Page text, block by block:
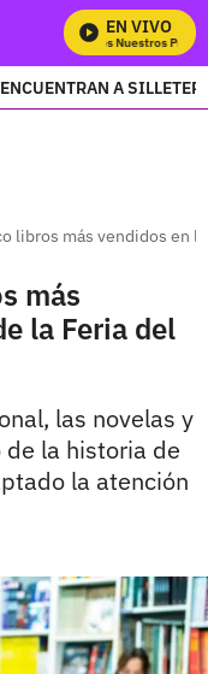
EN VIVO
Mira Todos Nuestros
ENCUENTRAN A
libros más vendidos en
más
la Feria del
las novelas y
la historia de
la atención